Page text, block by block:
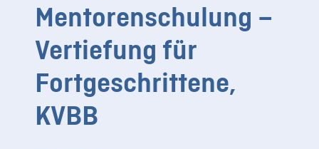
LOGIN
REGISTRIERUNG
Impressum
Datenschutz
Mentorenschulung –
Vertiefung für
Fortgeschrittene,
KVBB